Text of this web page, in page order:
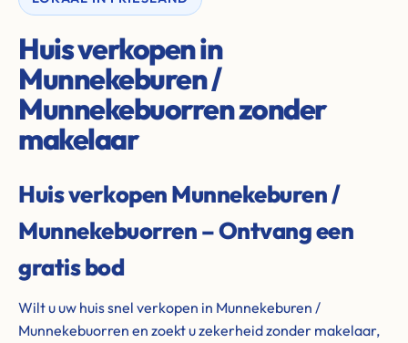
Huis verkopen in
Munnekeburen /
Munnekebuorren zonder
makelaar
Huis verkopen Munnekeburen /
Munnekebuorren – Ontvang een
gratis bod
Wilt u uw huis snel verkopen in Munnekeburen /
Munnekebuorren en zoekt u zekerheid zonder makelaar,